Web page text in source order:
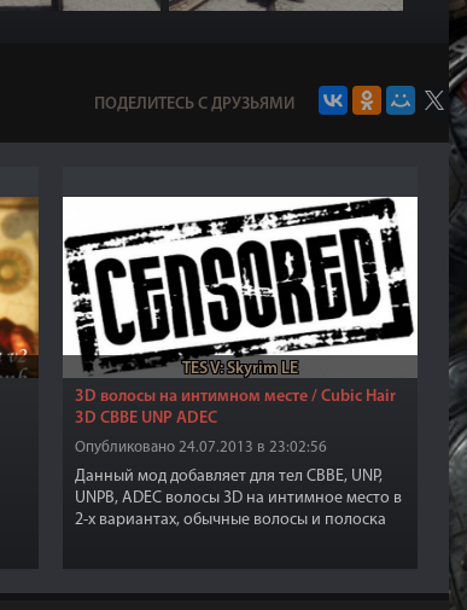
ПОДЕЛИТЕСЬ С ДРУЗЬЯМИ
TES V: Skyrim LE
3D волосы на интимном месте / Cubic Hair
3D CBBE UNP ADEC
Опубликовано 24.07.2013 в 23:02:56
Данный мод добавляет для тел CBBE, UNP,
UNPB, ADEC волосы 3D на интимное место в
2-х вариантах, обычные волосы и полоска